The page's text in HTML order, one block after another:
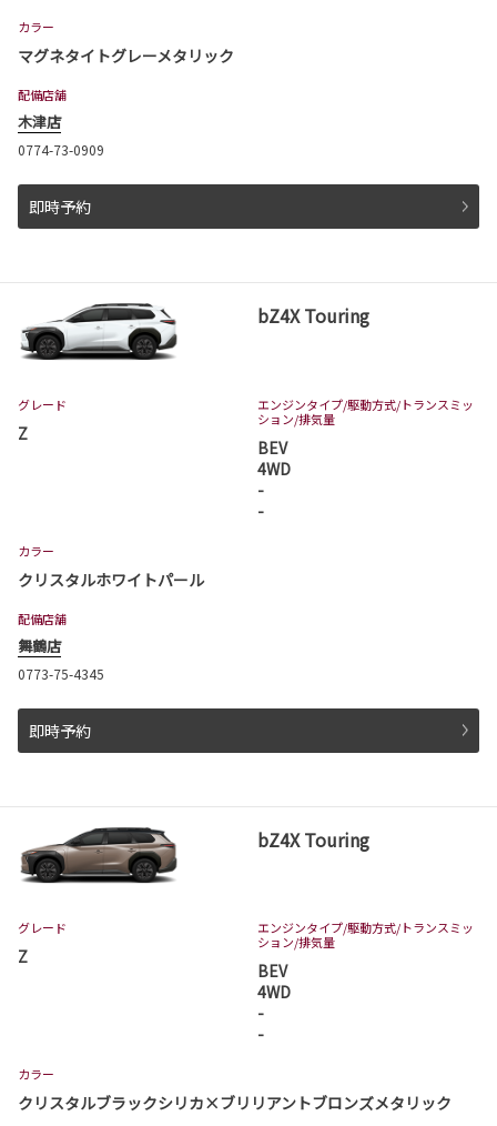
カラー
マグネタイトグレーメタリック
配備店舗
木津店
0774-73-0909
即時予約
bZ4X Touring
グレード
Z
エンジンタイプ/駆動方式/トランスミッ
ション/排気量
BEV
4WD
-
-
カラー
クリスタルホワイトパール
配備店舗
舞鶴店
0773-75-4345
即時予約
bZ4X Touring
グレード
Z
エンジンタイプ/駆動方式/トランスミッ
ション/排気量
BEV
4WD
-
-
カラー
クリスタルブラックシリカ×ブリリアントブロンズメタリック